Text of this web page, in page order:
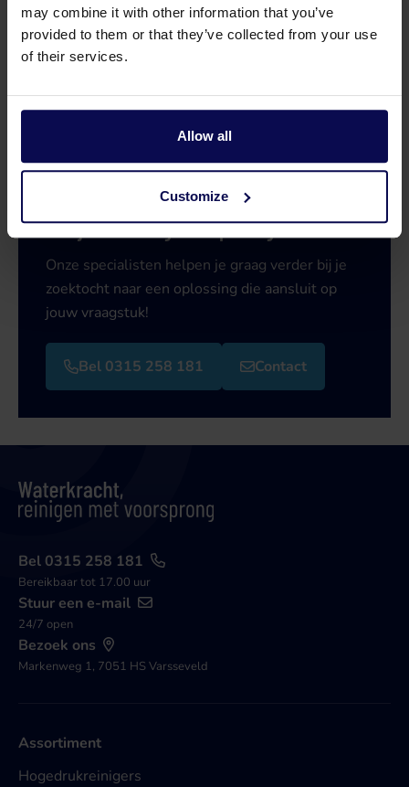
may combine it with other information that you’ve
provided to them or that they’ve collected from your use
of their services.
Allow all
Customize
Heb je een vraag of hulp nodig?
Onze specialisten helpen je graag verder bij je
zoektocht naar een oplossing die aansluit op
jouw vraagstuk!
Bel 0315 258 181 Contact
Bel 0315 258 181
Bereikbaar tot 17.00 uur
Stuur een e-mail
24/7 open
Bezoek ons
Markenweg 1, 7051 HS Varsseveld
Assortiment
Hogedrukreinigers